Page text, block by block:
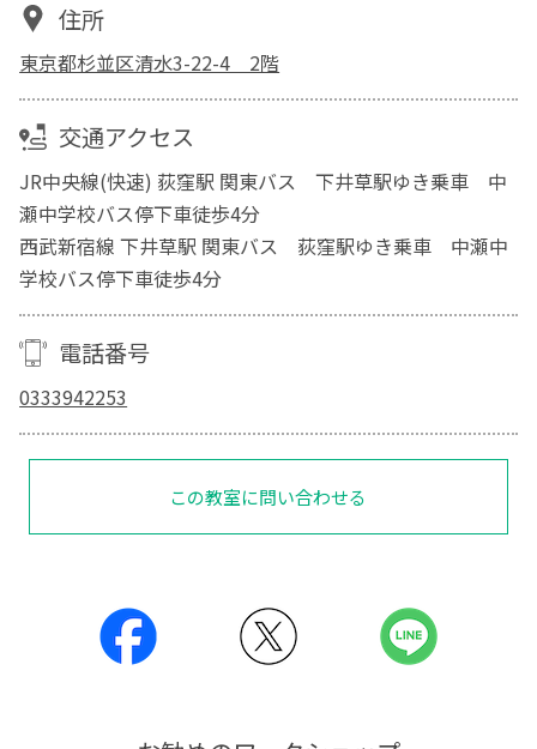
住所
東京都杉並区清水3-22-4 2階
交通アクセス
JR中央線(快速) 荻窪駅 関東バス 下井草駅ゆき乗車 中
瀬中学校バス停下車徒歩4分
西武新宿線 下井草駅 関東バス 荻窪駅ゆき乗車 中瀬中
学校バス停下車徒歩4分
電話番号
0333942253
この教室に問い合わせる